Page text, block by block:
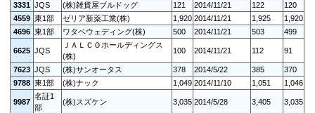
3331 JQS (株)雑貨屋ブルドッグ 121 2014/11/21 122
120
4559 東1部 ゼリア新薬工業(株) 1,920 2014/11/21 1,925
1,920
4696 東1部 ワタベウェディング(株) 500 2014/11/21 503 499
6625 JQS
ＪＡＬＣＯホールディングス
(株)
100 2014/11/21 112 91
7623 JQS (株)サンオータス 378 2014/5/22 385
370
9788 東1部 (株)ナック 1,049 2014/11/10 1,051 1,046
9987
名証1
部
(株)スズケン 3,035 2014/5/28 3,405 3,035